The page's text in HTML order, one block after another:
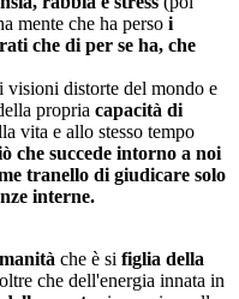
mente che ha perso i
che di per se ha, che
visioni distorte del mondo e
propria capacità di
vita e allo stesso tempo
che succede intorno a noi
tranello di giudicare solo
interne.
che è si figlia della
oltre che dell'energia innata in